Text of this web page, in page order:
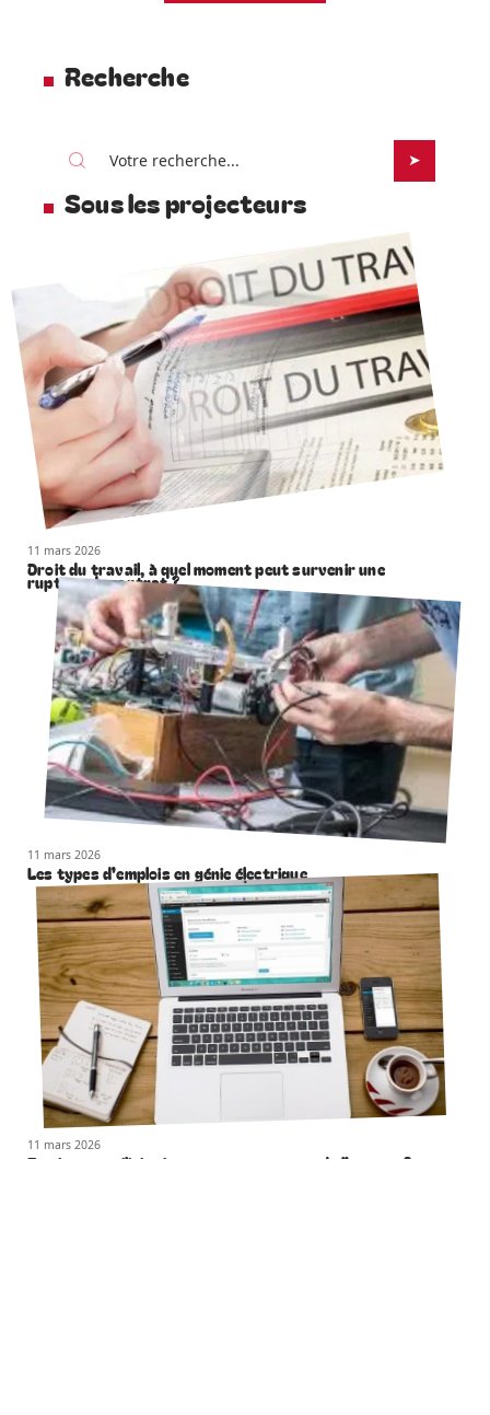
Recherche
Sous les projecteurs
11 mars 2026
Droit du travail, à quel moment peut survenir une
rupture de contrat ?
11 mars 2026
Les types d’emplois en génie électrique
11 mars 2026
Et si vous utilisiez internet pour gagner de l’argent ?